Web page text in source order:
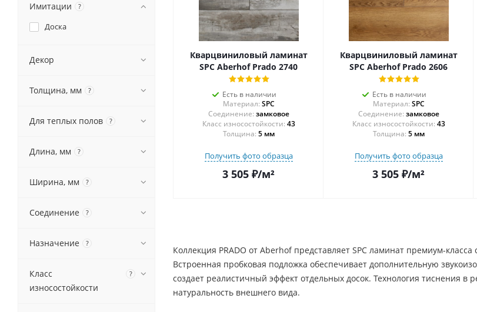
Кварцвиниловый ламинат
SPC Aberhof Prado 2740
Есть в наличии
Материал: SPC
Соединение: замковое
43
Толщина: 5 мм
Получить фото образца
3 505 ₽/м²
Кварцвиниловый ламинат
SPC Aberhof Prado 2606
Есть в наличии
Материал: SPC
Соединение: замковое
43
Толщина: 5 мм
Получить фото образца
3 505 ₽/м²
Коллекция PRADO от Aberhof представляет SPC ламинат премиум-
Встроенная пробковая подложка обеспечивает дополнительную
создает реалистичный эффект отдельных досок. Технология тиснения в
натуральность внешнего вида.
Имитации ?
Доска
Декор
Толщина, мм ?
Для теплых полов ?
Длина, мм ?
Ширина, мм ?
Соединение ?
Назначение ?
Класс
износостойкости
?